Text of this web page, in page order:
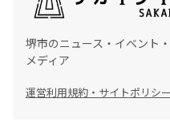
堺市のニュース・イベント
メディア
運営利用規約・サイトポリシー